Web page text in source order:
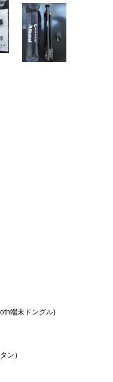
端末ドングル)
ン）